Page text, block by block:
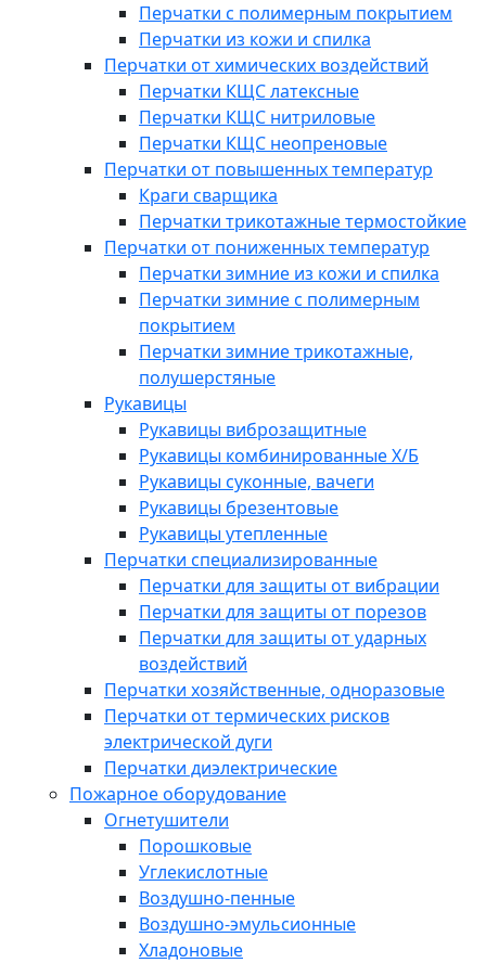
Перчатки с полимерным покрытием
Перчатки из кожи и спилка
Перчатки от химических воздействий
Перчатки КЩС латексные
Перчатки КЩС нитриловые
Перчатки КЩС неопреновые
Перчатки от повышенных температур
Краги сварщика
Перчатки трикотажные термостойкие
Перчатки от пониженных температур
Перчатки зимние из кожи и спилка
Перчатки зимние с полимерным
покрытием
Перчатки зимние трикотажные,
полушерстяные
Рукавицы
Рукавицы виброзащитные
Рукавицы комбинированные Х/Б
Рукавицы суконные, вачеги
Рукавицы брезентовые
Рукавицы утепленные
Перчатки специализированные
Перчатки для защиты от вибрации
Перчатки для защиты от порезов
Перчатки для защиты от ударных
воздействий
Перчатки хозяйственные, одноразовые
Перчатки от термических рисков
электрической дуги
Перчатки диэлектрические
Пожарное оборудование
Огнетушители
Порошковые
Углекислотные
Воздушно-пенные
Воздушно-эмульсионные
Хладоновые